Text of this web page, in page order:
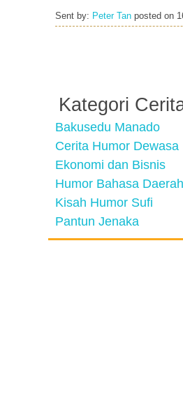
Sent by: Peter Tan posted on
Kategori
Bakusedu Manado
Cerita Humor Dewasa
Ekonomi dan Bisnis
Humor Bahasa Daerah
Kisah Humor Sufi
Pantun Jenaka